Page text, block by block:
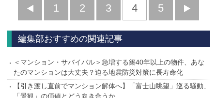
前
へ
1 2 3 4 5
へ
編集部おすすめの関連記事
＜マンション・サバイバル＞急増する築40年以上の物件、あな
たのマンションは大丈夫？迫る地震防災対策に長寿命化
【引き渡し直前でマンション解体へ】「富士山眺望」巡る騒動、
「景観」の価値とどう向き合うか